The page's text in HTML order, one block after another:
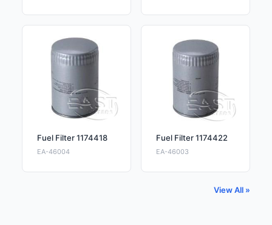
Fuel Filter 1174418
EA-46004
Fuel Filter 1174422
EA-46003
View All »